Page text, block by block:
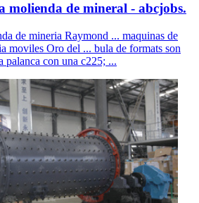
molienda de mineral - abcjobs.
de mineria Raymond ... maquinas de
moviles Oro del ... bula de formats son
palanca con una c225; ...